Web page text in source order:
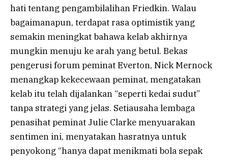
hati tentang pengambilalihan Friedkin. Walau
bagaimanapun, terdapat rasa optimistik yang
semakin meningkat bahawa kelab akhirnya
mungkin menuju ke arah yang betul. Bekas
pengerusi forum peminat Everton, Nick Mernock
menangkap kekecewaan peminat, mengatakan
kelab itu telah dijalankan “seperti kedai sudut”
tanpa strategi yang jelas. Setiausaha lembaga
penasihat peminat Julie Clarke menyuarakan
sentimen ini, menyatakan hasratnya untuk
penyokong “hanya dapat menikmati bola sepak